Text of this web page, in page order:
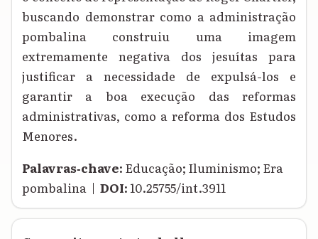
buscando demonstrar como a administração
pombalina construiu uma imagem
extremamente negativa dos jesuítas para
justificar a necessidade de expulsá-los e
garantir a boa execução das reformas
administrativas, como a reforma dos Estudos
Menores.
Palavras‑chave: Educação; Iluminismo; Era
pombalina | DOI: 10.25755/int.3911